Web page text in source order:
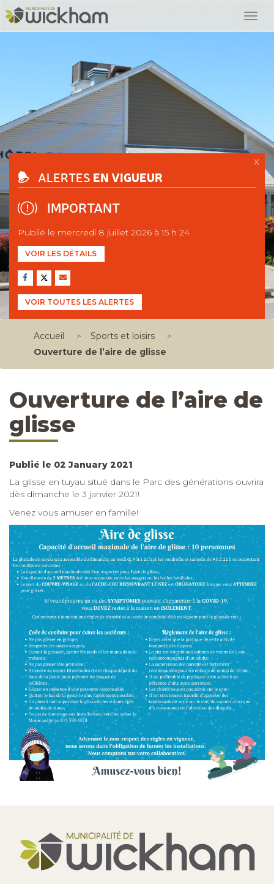
X
ALERTES EN VIGUEUR
IMPORTANT
Publié le mercredi 8 juillet 2026 à 15 h 24
VOIR LES DÉTAILS
VOIR TOUTES LES ALERTES
Accueil > Sports et loisirs
>
Ouverture de l’aire de glisse
Ouverture de l’aire de
glisse
Publié le 02 January 2021
La glisse en tuyau situé dans le Parc des générations ouvrira
dès dimanche le 3 janvier 2021!
Venez vous amuser en famille!